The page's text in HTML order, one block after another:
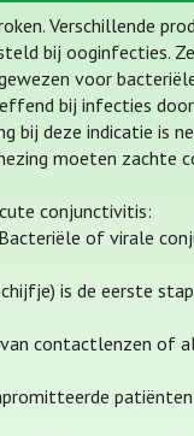
Verschillende
bij ooginfecties.
voor
bij infecties door
bij deze indicatie is
moeten zachte
conjunctivitis:
of virale
is de eerste stap
contactlenzen of